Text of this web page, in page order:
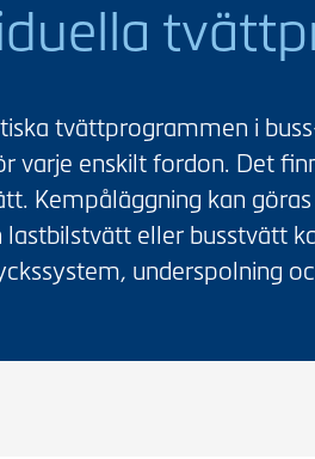
tvättprogrammen i
varje enskilt fordon. Det
Kempåläggning kan
lastbilstvätt eller busstvätt
underspolning